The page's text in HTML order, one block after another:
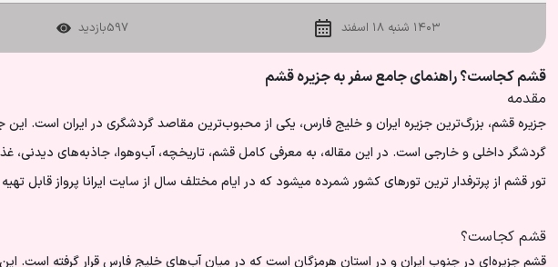
۱۴۰۳ شنبه ۱۸ اسفند 597بازدید
قشم کجاست؟ راهنمای جامع سفر به جزیره قشم
مقدمه
جزیره قشم، بزرگ‌ترین جزیره ایران و خلیج فارس، یکی از محبوب‌ترین مقاصد گردشگری در ایران است.
گردشگر داخلیو خارجی است. در این مقاله، به معرفی کامل قشم، تاریخچه، آب‌وهوا، جاذبه‌های دیدنی،
تور قشم از پرترفدار ترین تورهای کشور شمرده میشود که در ایام مختلف سال از سایت ایرانا پرواز قابل
قشم کجاست؟